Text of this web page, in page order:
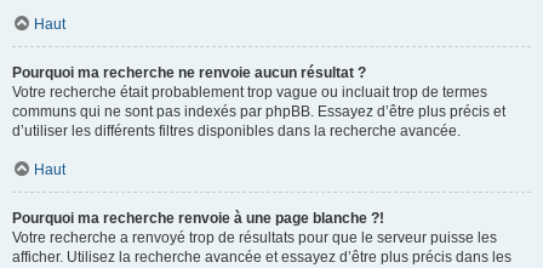
Haut
Pourquoi ma recherche ne renvoie aucun résultat ?
Votre recherche était probablement trop vague ou incluait trop de termes
communs qui ne sont pas indexés par phpBB. Essayez d’être plus précis et
d’utiliser les différents filtres disponibles dans la recherche avancée.
Haut
Pourquoi ma recherche renvoie à une page blanche ?!
Votre recherche a renvoyé trop de résultats pour que le serveur puisse les
afficher. Utilisez la recherche avancée et essayez d’être plus précis dans les